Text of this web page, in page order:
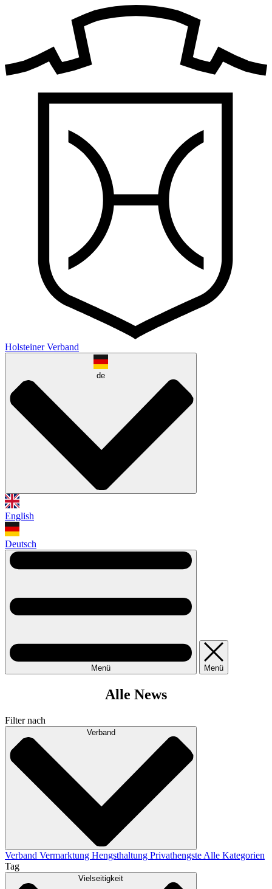
Holsteiner Verband
de
English
Deutsch
Menü Menü
Alle News
Filter nach
Verband
Verband Vermarktung Hengsthaltung PrivathengsteAlle Kategorien
Tag
Vielseitigkeit